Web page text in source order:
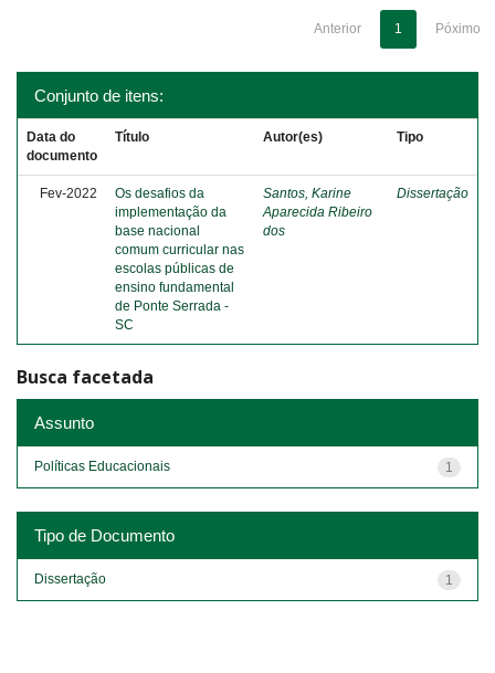
Anterior 1 Póximo
Conjunto de itens:
Data do
documento
Título Autor(es) Tipo
Fev-2022
Os desafios da
implementação da
base nacional
comum curricular nas
escolas públicas de
ensino fundamental
de Ponte Serrada -
SC
Santos, Karine
Aparecida Ribeiro
dos
Dissertação
Busca facetada
Assunto
1
Políticas Educacionais
Tipo de Documento
1
Dissertação